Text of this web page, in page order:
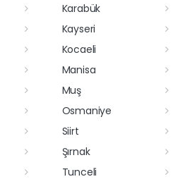
Karabük
Kayseri
Kocaeli
Manisa
Muş
Osmaniye
Siirt
Şırnak
Tunceli